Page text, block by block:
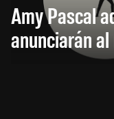
Amy Pascal
anunciarán al